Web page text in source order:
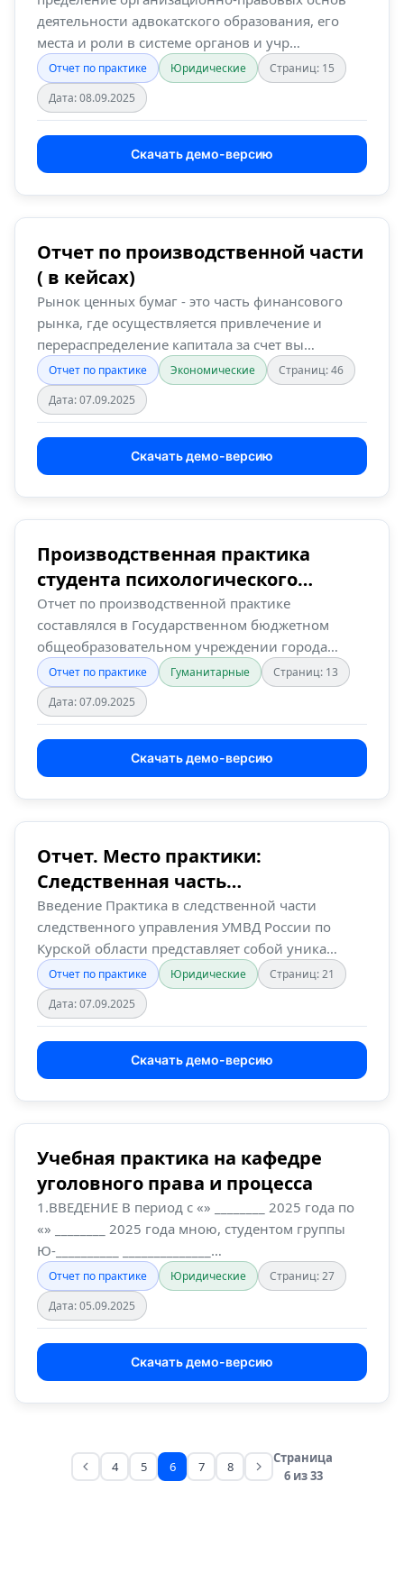
деятельности адвокатского образования, его
места и роли в системе органов и учр…
Отчет по практике Юридические
Страниц: 15
Дата: 08.09.2025
Скачать демо-версию
Отчет по производственной части
( в кейсах)
Рынок ценных бумаг - это часть финансового
рынка, где осуществляется привлечение и
перераспределение капитала за счет вы…
Отчет по практике Экономические
Страниц: 46
Дата: 07.09.2025
Скачать демо-версию
Производственная практика
студента психологического
направления в в Го…
Отчет по производственной практике
составлялся в Государственном бюджетном
общеобразовательном учреждении города
Москвы…
Отчет по практике Гуманитарные
Страниц: 13
Дата: 07.09.2025
Скачать демо-версию
Отчет. Место практики:
Следственная часть
следственного управления УМВ…
Введение Практика в следственной части
следственного управления УМВД России по
Курской области представляет собой уника…
Отчет по практике Юридические
Страниц: 21
Дата: 07.09.2025
Скачать демо-версию
Учебная практика на кафедре
уголовного права и процесса
1.ВВЕДЕНИЕ В период с «» ________ 2025 года по
«» ________ 2025 года мною, студентом группы
Ю-__________ ______________…
Отчет по практике Юридические
Страниц: 27
Дата: 05.09.2025
Скачать демо-версию
4 5 6 7 8
Страница
6 из 33